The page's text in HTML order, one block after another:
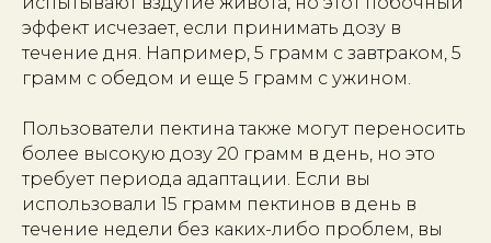
эффект исчезает, если принимать дозу в
течение дня. Например, 5 грамм с завтраком, 5
грамм с обедом и еще 5 грамм с ужином.
Пользователи пектина также могут переносить
более высокую дозу 20 грамм в день, но это
требует периода адаптации. Если вы
использовали 15 грамм пектинов в день в
течение недели без каких-либо проблем, вы